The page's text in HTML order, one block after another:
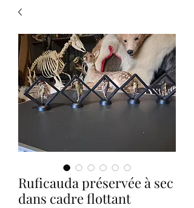
Ruficauda préservée à sec
dans cadre flottant